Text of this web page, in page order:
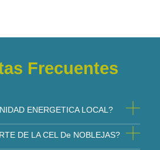
Frecuentes
ENERGETICA LOCAL?
DE LA CEL De NOBLEJAS?